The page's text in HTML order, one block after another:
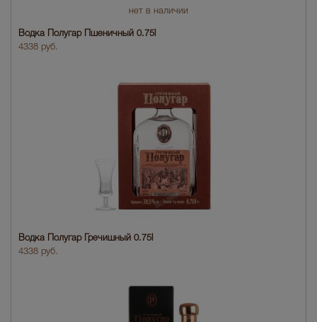
нет в наличии
Водка Полугар Пшеничный 0.75l
4338 руб.
Водка Полугар Гречишный 0.75l
4338 руб.